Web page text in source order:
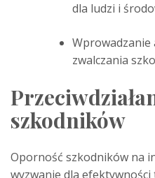
dla ludzi i
zwalczania
szkodników
Oporność szkodników na
wyzwanie dla